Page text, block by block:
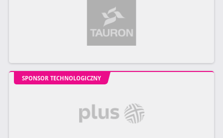
SPONSOR TECHNOLOGICZNY